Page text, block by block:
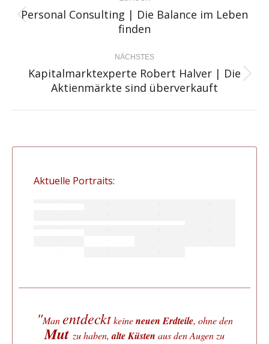
Vorheriger
Beitrag:
Personal Consulting | Die Balance im Leben
finden
NÄCHSTES
Nächster
Beitrag:
Kapitalmarktexperte Robert Halver | Die
Aktienmärkte sind überverkauft
Aktuelle Portraits:
"Manentdecktkeineneuen Erdteile, ohne den
Mut zu haben,alte Küsten aus den Augen zu